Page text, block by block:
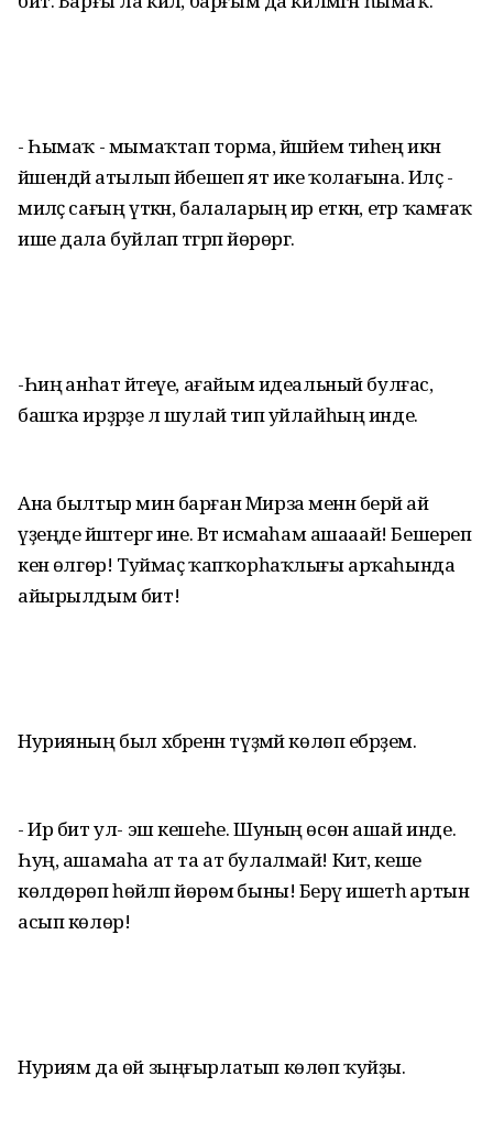
- Һымаҡ - мымаҡтап торма, йәшәйем тиһең икән
йәшендәй атылып йәбешеп ят ике ҡолағына. Иләҫ -
миләҫ сағың үткән, балаларың ир еткән, етәр ҡамғаҡ
ише дала буйлап тәгәрәп йөрөргә.
-Һиңә анһат әйтеүе, ағайым идеальный булғас,
башҡа ирҙәрҙе лә шулай тип уйлайһың инде.
Ана былтыр мин барған Мирза менән берәй ай
үҙеңде йәшәтергә ине. Вәт исмаһам ашааай! Бешереп
кенә өлгөр! Туймаҫ ҡапҡорһаҡлығы арҡаһында
айырылдым бит!
Нурияның был хәбәренән түҙмәй көлөп ебәрҙем.
- Ир бит ул- эш кешеһе. Шуның өсөн ашай инде.
Һуң, ашамаһа ат та ат булалмай! Кит, кеше
көлдөрөп һөйләп йөрөмә быны! Берәү ишетһә артын
асып көлөр!
Нуриям да өй зыңғырлатып көлөп ҡуйҙы.